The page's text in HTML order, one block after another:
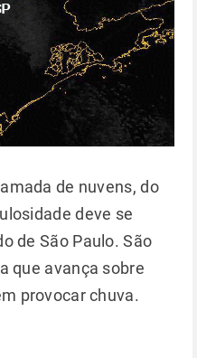
de nuvens, do
deve se
de São Paulo. São
que avança sobre
provocar chuva.